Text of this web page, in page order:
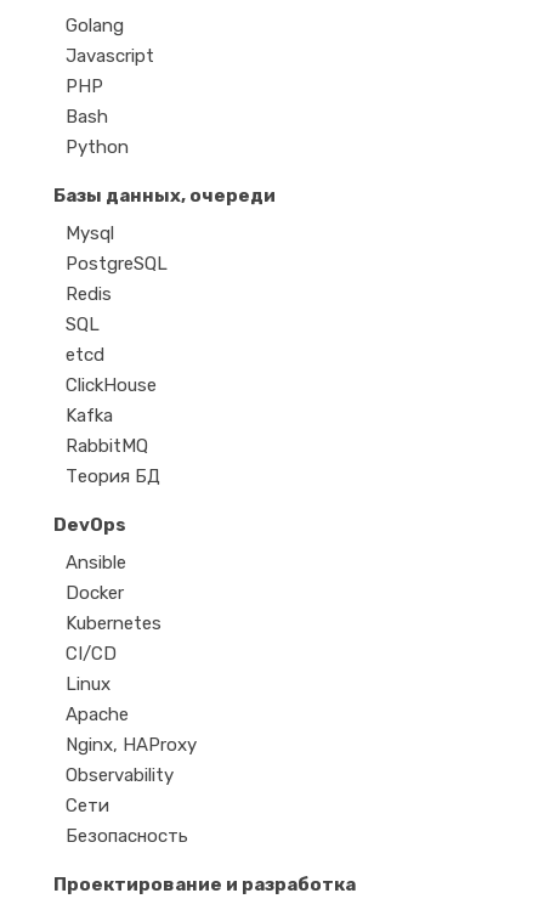
Golang
Javascript
PHP
Bash
Python
Базы данных, очереди
Mysql
PostgreSQL
Redis
SQL
etcd
ClickHouse
Kafka
RabbitMQ
Теория БД
DevOps
Ansible
Docker
Kubernetes
CI/CD
Linux
Apache
Nginx, HAProxy
Observability
Сети
Безопасность
Проектирование и разработка